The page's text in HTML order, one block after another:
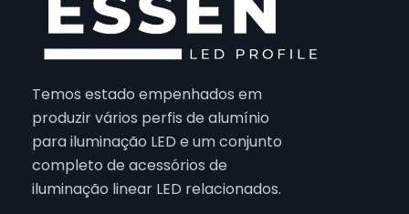
Temos estado empenhados em
produzir vários perfis de alumínio
para iluminação LED e um conjunto
completo de acessórios de
iluminação linear LED relacionados.